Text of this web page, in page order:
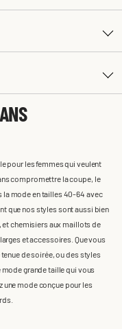
pour les femmes qui veulent
compromettre la coupe, le
mode en tailles 40-64 avec
que nos styles sont aussi bien
chemisiers aux maillots de
et accessoires. Que vous
de soirée, ou des styles
grande taille qui vous
une mode conçue pour les